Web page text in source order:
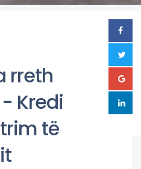
rreth
Kredi
të